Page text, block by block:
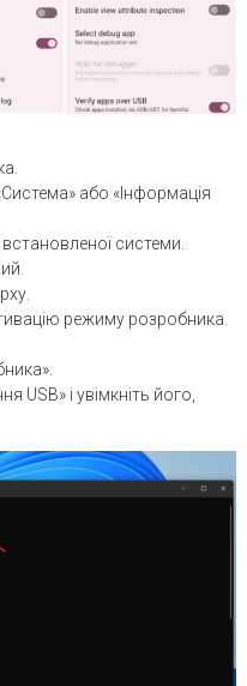
або «Інформація
системи.
режиму розробника.
USB» і увімкніть його,